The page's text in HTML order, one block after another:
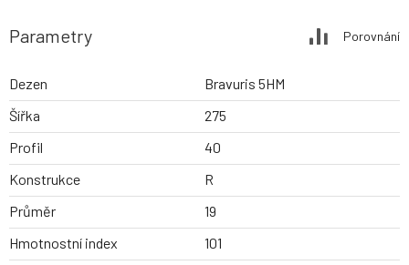
Parametry Porovnání
Dezen
Bravuris 5HM
Šířka
275
Profil
40
Konstrukce
R
Průměr
19
Hmotnostní index
101